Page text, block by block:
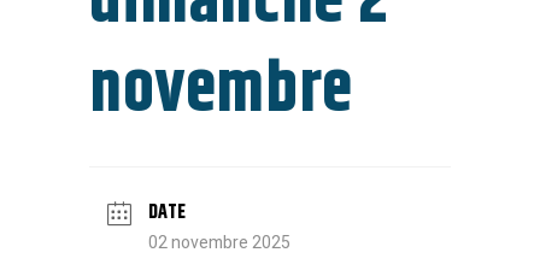
novembre
DATE
02 novembre 2025